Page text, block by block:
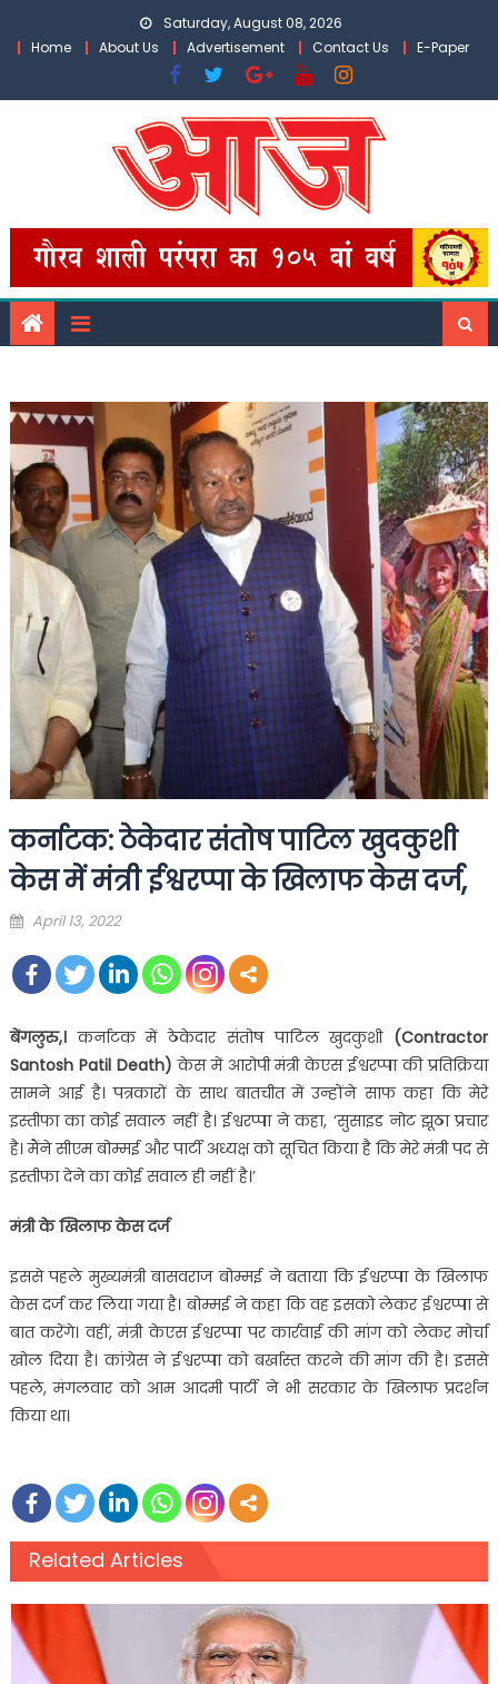
Saturday, August 08, 2026
Home
About Us Advertisement Contact Us E-Paper
कर्नाटक: ठेकेदार संतोष पाटिल खुदकुशी
केस में मंत्री ईश्वरप्पा के खिलाफ केस दर्ज,
Posted
April 13, 2022
बेंगलुरु,।कर्नाटक में ठेकेदार संतोष पाटिल खुदकुशी (Contractor
Santosh Patil Death) केस में आरोपी मंत्री केएस ईश्वरप्पा की प्रतिक्रिया
सामने आई है। पत्रकारों के साथ बातचीत में उन्होंने साफ कहा कि मेरे
इस्तीफा का कोई सवाल नहीं है। ईश्वरप्पा ने कहा, ‘सुसाइड नोट झूठा प्रचार
है। मैंने सीएम बोम्मई और पार्टी अध्यक्ष को सूचित किया है कि मेरे मंत्री पद से
इस्तीफा देने का कोई सवाल ही नहीं है।’
मंत्री के खिलाफ केस दर्ज
इससे पहले मुख्यमंत्री बासवराज बोम्मई ने बताया कि ईश्वरप्पा के खिलाफ
केस दर्ज कर लिया गया है। बोम्मई ने कहा कि वह इसको लेकर ईश्वरप्पा से
बात करेंगे। वहीं, मंत्री केएस ईश्वरप्पा पर कार्रवाई की मांग को लेकर मोर्चा
खोल दिया है। कांग्रेस ने ईश्वरप्पा को बर्खास्त करने की मांग की है। इससे
पहले, मंगलवार को आम आदमी पार्टी ने भी सरकार के खिलाफ प्रदर्शन
किया था।
Related Articles